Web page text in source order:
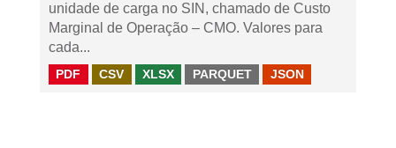
unidade de carga no SIN, chamado de Custo
Marginal de Operação – CMO. Valores para
cada...
PDF CSV XLSX PARQUET JSON